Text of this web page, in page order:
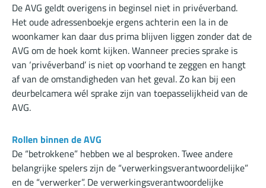
De AVG geldt overigens in beginsel niet in privéverband.
Het oude adressenboekje ergens achterin een la in de
woonkamer kan daar dus prima blijven liggen zonder dat de
AVG om de hoek komt kijken. Wanneer precies sprake is
van ‘privéverband’ is niet op voorhand te zeggen en hangt
af van de omstandigheden van het geval. Zo kan bij een
deurbelcamera wél sprake zijn van toepasselijkheid van de
AVG.
Rollen binnen de AVG
De “betrokkene” hebben we al besproken. Twee andere
belangrijke spelers zijn de “verwerkingsverantwoordelijke”
en de “verwerker”. De verwerkingsverantwoordelijke